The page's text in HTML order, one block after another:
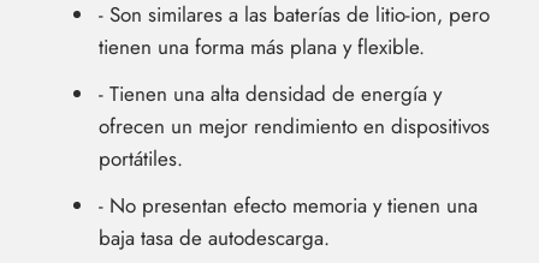
- Son similares a las baterías de litio-ion, pero
tienen una forma más plana y flexible.
- Tienen una alta densidad de energía y
ofrecen un mejor rendimiento en dispositivos
portátiles.
- No presentan efecto memoria y tienen una
baja tasa de autodescarga.